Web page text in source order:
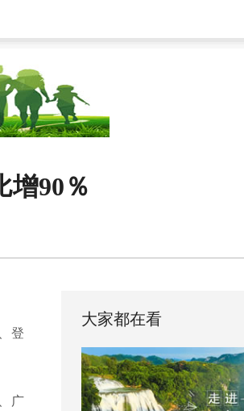
增90％
登
广
大家都在看